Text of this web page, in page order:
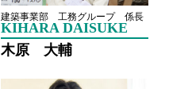
建築事業部 工務グループ 係長
KIHARA DAISUKE
木原 大輔